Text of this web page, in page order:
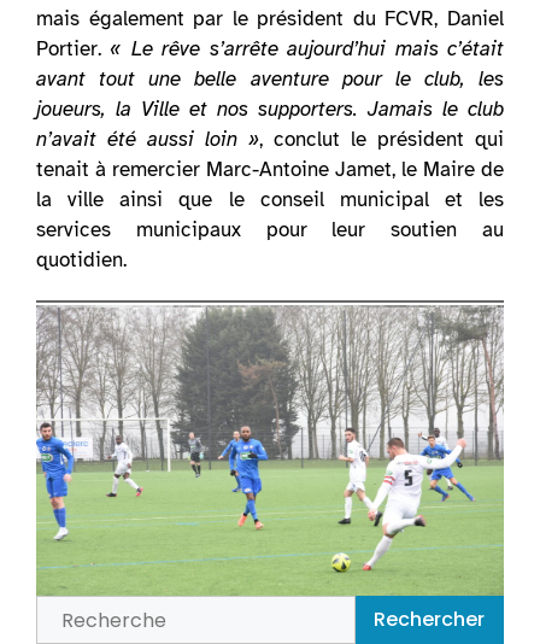
mais également par le président du FCVR, Daniel
Portier. « Le rêve s’arrête aujourd’hui mais c’était
avant tout une belle aventure pour le club, les
joueurs, la Ville et nos supporters. Jamais le club
n’avait été aussi loin », conclut le président qui
tenait à remercier Marc-Antoine Jamet, le Maire de
la ville ainsi que le conseil municipal et les
services municipaux pour leur soutien au
quotidien.
Vos actualités
rolivaloises
Mode d’emploi: Utilisez la barre de recherche
pour retrouver un article particulier, utilisez les
catégories pour une thématique, cliquez sur les
numéros de page pour remonter dans le temps.
Rechercher